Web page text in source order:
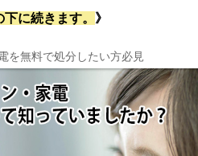
に続きます。 》
を無料で処分したい方必見